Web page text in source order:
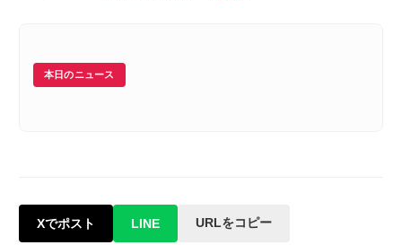
本日のニュース
Xでポスト LINE URLをコピー